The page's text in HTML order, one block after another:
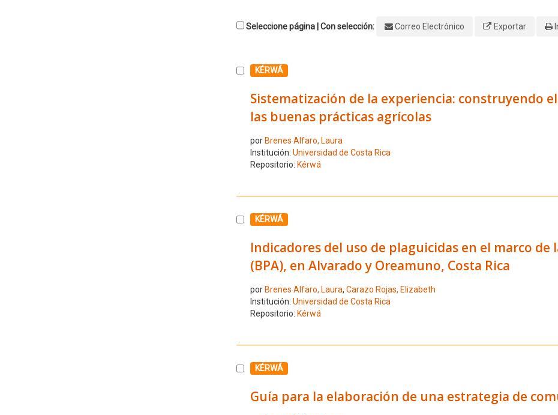
Seleccione página | Con selección: Correo Electrónico Exportar
Seleccione el número de resultado 1
KÉRWÁ
Sistematización de la experiencia: construyendo
las buenas prácticas agrícolas
por Brenes Alfaro, Laura
Institución: Universidad de Costa Rica
Repositorio: Kérwá
Seleccione el número de resultado 2
KÉRWÁ
Indicadores del uso de plaguicidas en el marco de
(BPA), en Alvarado y Oreamuno, Costa Rica
por Brenes Alfaro, Laura, Carazo Rojas, Elizabeth
Institución: Universidad de Costa Rica
Repositorio: Kérwá
Seleccione el número de resultado 3
KÉRWÁ
Guía para la elaboración de una estrategia de